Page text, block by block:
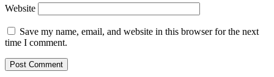
Website
Save my name, email, and website in this browser for the next
time I comment.